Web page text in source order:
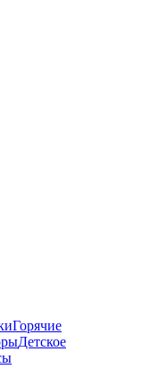
Горячие
Детское